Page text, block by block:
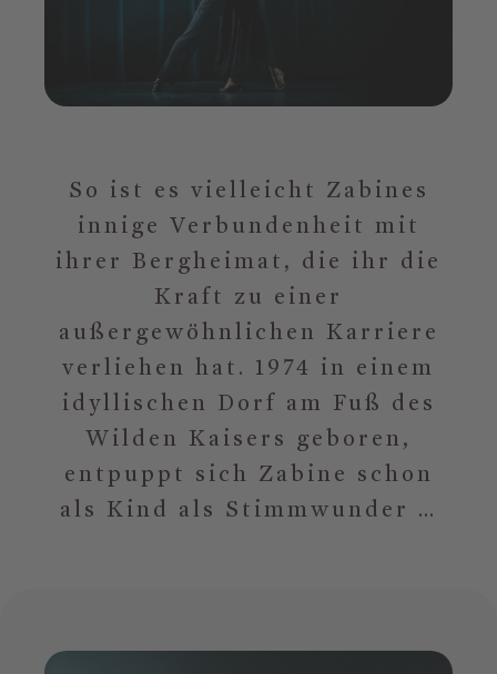
So ist es vielleicht Zabines
innige Verbundenheit mit
ihrer Bergheimat, die ihr die
Kraft zu einer
außergewöhnlichen Karriere
verliehen hat. 1974 in einem
idyllischen Dorf am Fuß des
Wilden Kaisers geboren,
entpuppt sich Zabine schon
als Kind als Stimmwunder …